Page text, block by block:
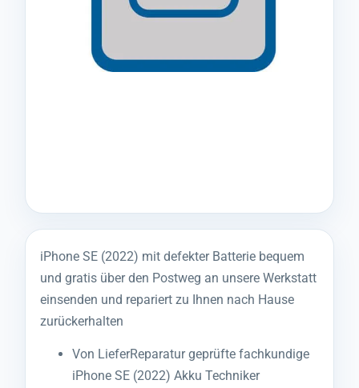
iPhone SE (2022) mit defekter Batterie bequem
und gratis über den Postweg an unsere Werkstatt
einsenden und repariert zu Ihnen nach Hause
zurückerhalten
Von LieferReparatur geprüfte fachkundige
iPhone SE (2022) Akku Techniker